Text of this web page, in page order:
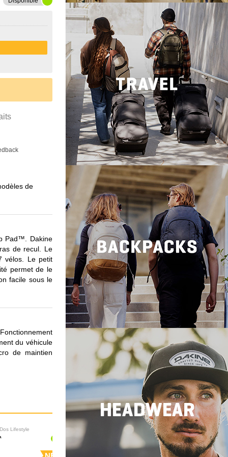
de
Pad™. Dakine
de recul. Le
vélos. Le petit
permet de le
facile sous le
du véhicule
de maintien
Lifestyle